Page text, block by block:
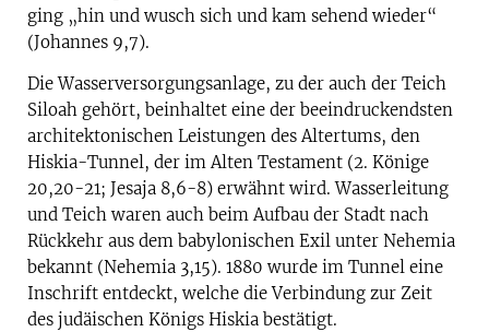
ging „hin und wusch sich und kam sehend wieder“
(Johannes 9,7).
Die Wasserversorgungsanlage, zu der auch der Teich
Siloah gehört, beinhaltet eine der beeindruckendsten
architektonischen Leistungen des Altertums, den
Hiskia-Tunnel, der im Alten Testament (2. Könige
20,20-21; Jesaja 8,6-8) erwähnt wird. Wasserleitung
und Teich waren auch beim Aufbau der Stadt nach
Rückkehr aus dem babylonischen Exil unter Nehemia
bekannt (Nehemia 3,15). 1880 wurde im Tunnel eine
Inschrift entdeckt, welche die Verbindung zur Zeit
des judäischen Königs Hiskia bestätigt.